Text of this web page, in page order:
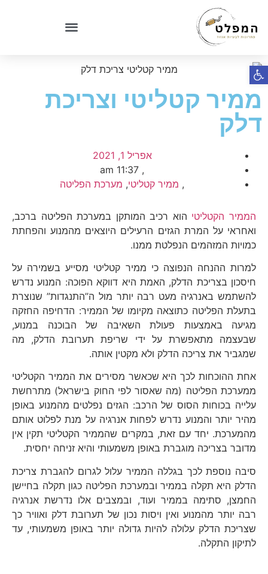
פתח סרגל נגישות
ממיר קטליטי וצריכת
דלק
אפריל 1, 2021
,
11:37 am
, ממיר קטליטי, מערכת הפליטה
הממיר הקטליטי הוא רכיב המותקן במערכת הפליטה ברכב,
ואחראי על המרת הגזים הרעילים היוצאים מהמנוע והפחתת
כמויות המזהמים הנפלטת ממנו.
למרות ההנחה הנפוצה כי ממיר קטליטי מסייע בשמירה על
חיסכון בצריכת הדלק, האמת היא דווקא הפוכה: המנוע נדרש
להשתמש באנרגיה מעט רבה יותר מול ה”התנגדות” שנוצרת
בתעלת הפליטה כתוצאה מקיומו של הממיר: הדחיפה החזקה
מגיעה באמצעות פעולת השאיבה של הבוכנה במנוע,
שבעצמה מתאפשרת על ידי שריפת תערובת הדלק, מה
שמגביר את צריכה הדלק ולא מקטין אותה.
אחת ההוכחות לכך היא שכאשר מסירים את הממיר הקטליטי
ממערכת הפליטה (מה שאסור לפי החוק בישראל) מתרחשת
עלייה בכוחות הסוס של הרכב: הגזים נפלטים מהמנוע באופן
מהיר יותר והמנוע נדרש לפחות אנרגיה על מנת לפלוט אותם
מהמערכת. יחד עם זאת, במקרים שהממיר הקטליטי תקין אין
מדובר בצריכה מוגברת באופן משמעותי והיא זניחה יחסית.
סיבה נוספת לכך בגללה הממיר עלול לגרום להגברת צריכת
הדלק היא תקלה בממיר ובמערכת הפליטה כגון תקלה בחיישן
החמצן, סתימה בממיר ועוד, ובמצבים אלו נדרשת אנרגיה
רבה יותר מהמנוע ואין ויסות נכון של תערובת דלק ואוויר כך
שצריכת הדלק עלולה להיות גדולה יותר באופן משמעותי, עד
לתיקון התקלה.